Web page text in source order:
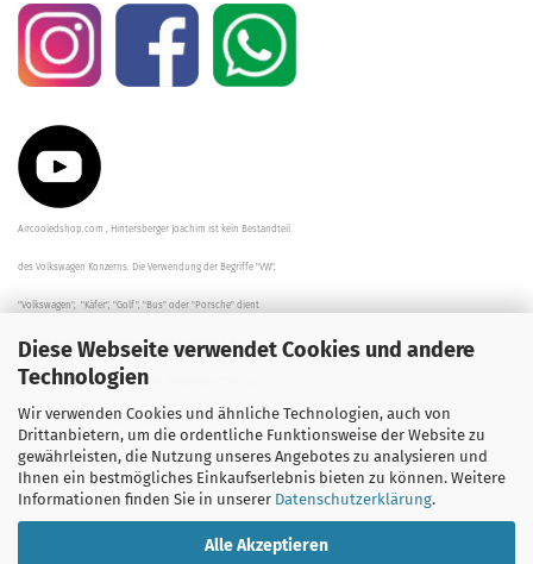
Diese Webseite verwendet Cookies und andere
Technologien
Wir verwenden Cookies und ähnliche Technologien, auch von
Drittanbietern, um die ordentliche Funktionsweise der Website zu
gewährleisten, die Nutzung unseres Angebotes zu analysieren und
Ihnen ein bestmögliches Einkaufserlebnis bieten zu können. Weitere
Informationen finden Sie in unserer Datenschutzerklärung.
Alle Akzeptieren
Aircooledshop.com , Hintersberger Joachim ist kein Bestandteil
des Volkswagen Konzerns. Die Verwendung der Begriffe "VW",
"Volkswagen", "Käfer", "Golf", "Bus" oder "Porsche" dient
der Beschreibung der Teile und stellt in keinem Fall eine direkte
Verbindung zu dem Unternehmen "Volkswagen" her/da.
Die Beschreibungen, Zeichnungen und Angaben zur
Verwendung sind sorgfältig überprüft worden.